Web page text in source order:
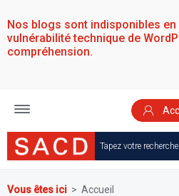
au
contenu
principal
Nos blogs sont indisponibles
vulnérabilité technique de
compréhension.
Vous êtes ici Accueil